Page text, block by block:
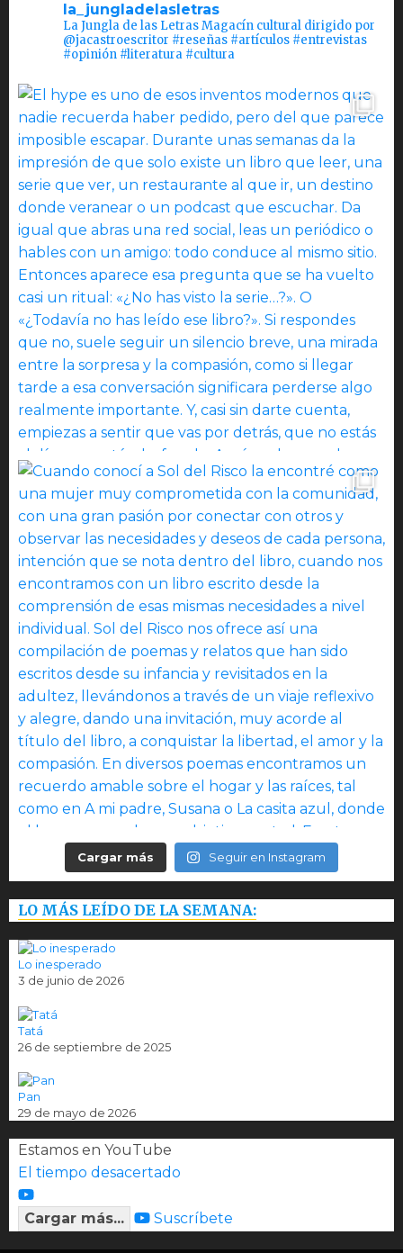
la_jungladelasletras
La Jungla de las Letras Magacín cultural dirigido por
@jacastroescritor #reseñas #artículos #entrevistas
#opinión #literatura #cultura
Cargar más Seguir en Instagram
LO MÁS LEÍDO DE LA SEMANA:
Lo inesperado
3 de junio de 2026
Tatá
26 de septiembre de 2025
Pan
29 de mayo de 2026
Estamos en YouTube
El tiempo desacertado
Cargar más... Suscríbete